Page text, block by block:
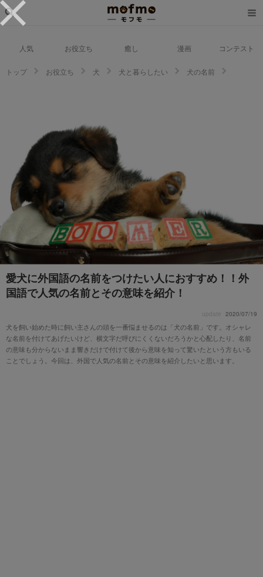
人気 お役立ち 癒し 漫画 コンテスト
トップ お役立ち 犬 犬と暮らしたい
犬の名前
愛犬に外国語の名前をつけたい人におすすめ！！外
国語で人気の名前とその意味を紹介！
update 2020/07/19
犬を飼い始めた時に飼い主さんの頭を一番悩ませるのは「犬の名前」です。オシャレ
な名前を付けてあげたいけど、横文字だ呼びにくくないだろうかと心配したり、名前
の意味も分からないまま響きだけで付けて後から意味を知って驚いたという方もいる
ことでしょう。今回は、外国で人気の名前とその意味を紹介したいと思います。